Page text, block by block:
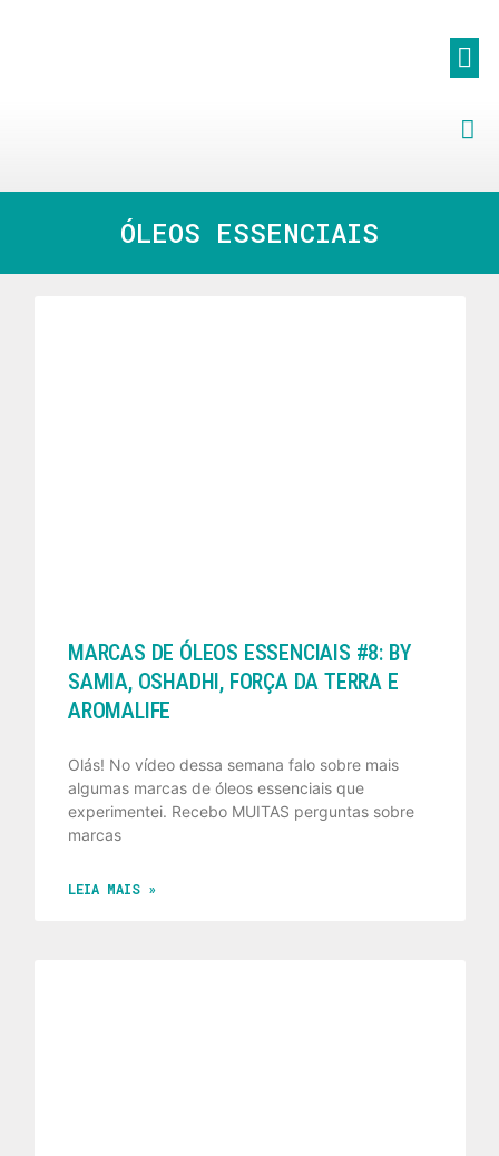
ÓLEOS ESSENCIAIS
MARCAS DE ÓLEOS ESSENCIAIS #8: BY
SAMIA, OSHADHI, FORÇA DA TERRA E
AROMALIFE
Olás! No vídeo dessa semana falo sobre mais
algumas marcas de óleos essenciais que
experimentei. Recebo MUITAS perguntas sobre
marcas
LEIA MAIS »